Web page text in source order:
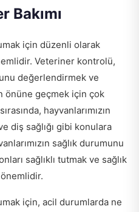
Bakımı
için düzenli olarak
Veteriner kontrolü,
değerlendirmek ve
önüne geçmek için çok
hayvanlarımızın
diş sağlığı gibi konulara
sağlık durumunu
sağlıklı tutmak ve sağlık
için, acil durumlarda ne